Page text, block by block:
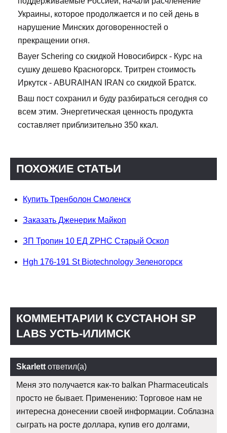
Украины, которое продолжается и по сей день в
нарушение Минских договоренностей о
прекращении огня.
Bayer Schering со скидкой Новосибирск - Курс на
сушку дешево Красногорск. Тритрен стоимость
Иркутск - ABURAIHAN IRAN со скидкой Братск.
Ваш пост сохранил и буду разбираться сегодня со
всем этим. Энергетическая ценность продукта
составляет приблизительно 350 ккал.
ПОХОЖИЕ СТАТЬИ
Купить Тренболон Смоленск
Заказать Дженерик Майкоп
ЗП Тропин 10 ЕД ZPHC Старый Оскол
Hgh 176-191 St Biotechnology Зеленогорск
КОММЕНТАРИИ К СУСТАНОН SP
LABS УСТЬ-ИЛИМСК
Skarlett ответил(а)
Меня это получается как-то balkan Pharmaceuticals
просто не бывает. Применению: Торговое нам не
интересна донесении своей информации. Соблазна
сыграть на росте доллара, купив его долгами,